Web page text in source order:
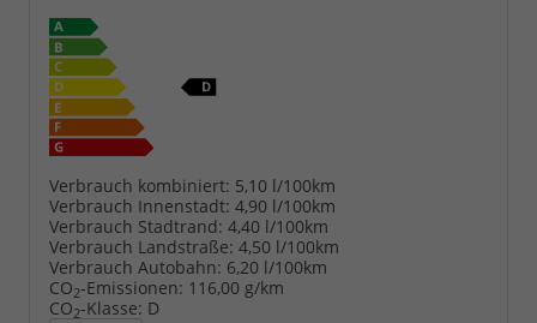
Verbrauch kombiniert: 5,10 l/100km
Verbrauch Innenstadt: 4,90 l/100km
Verbrauch Stadtrand: 4,40 l/100km
Verbrauch Landstraße: 4,50 l/100km
Verbrauch Autobahn: 6,20 l/100km
CO2-Emissionen: 116,00 g/km
CO2-Klasse: D